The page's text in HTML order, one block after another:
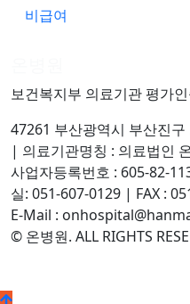
비급여
보건복지부 의료기관 평가
47261 부산광역시 부산진
| 의료기관명칭 : 의료법인
사업자등록번호 : 605-82-
실: 051-607-0129 | FAX :
E-Mail :
© 온병원. ALL RIGHTS
©